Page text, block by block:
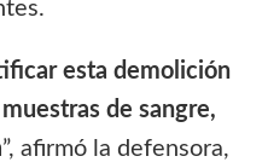
esta demolición
de sangre,
”, afirmó la defensora,